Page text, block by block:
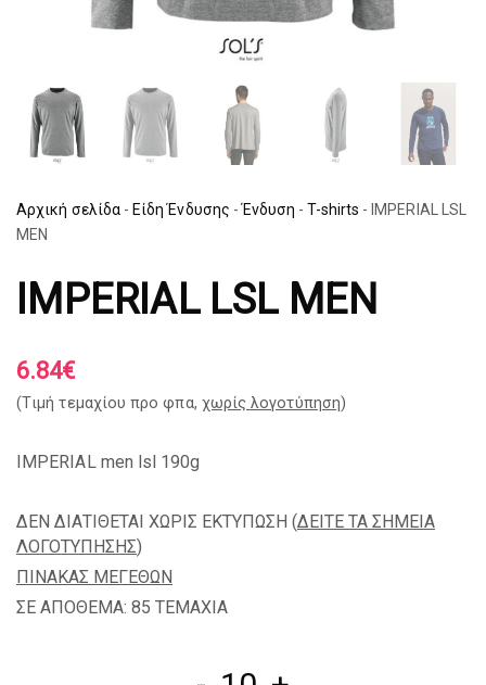
Αρχική σελίδα - Είδη Ένδυσης - Ένδυση - T-shirts - IMPERIAL LSL
MEN
IMPERIAL LSL MEN
6.84€
(Tιμή τεμαχίου προ φπα, χωρίς λογοτύπηση)
IMPERIAL men lsl 190g
ΔΕΝ ΔΙΑΤΙΘΕΤΑΙ ΧΩΡΙΣ ΕΚΤΥΠΩΣΗ (ΔΕΙΤΕ ΤΑ ΣΗΜΕΙΑ
ΛΟΓΟΤΥΠΗΣΗΣ)
ΠΙΝΑΚΑΣ ΜΕΓΕΘΩΝ
ΣΕ ΑΠΟΘΕΜΑ: 85 TEMAXIA